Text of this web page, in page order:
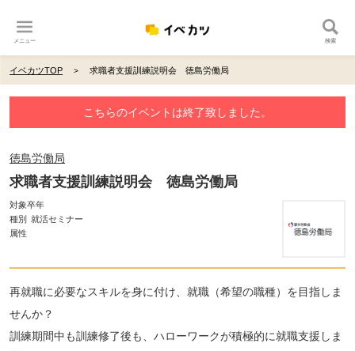
メニュー 検索
イベカツTOP 求職者支援訓練説明会 徳島労働局
こちらのイベントは終了致しました。
徳島労働局
求職者支援訓練説明会 徳島労働局
対象卒年
種別 就活セミナー
属性
再就職に必要なスキルを身に付け、就職（希望の職種）を目指しま
せんか？
訓練期間中も訓練修了後も、ハローワークが積極的に就職支援しま